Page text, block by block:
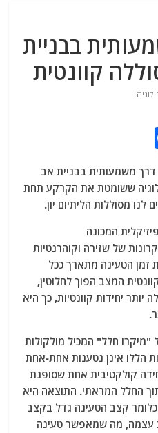
בבניית
קוונטית
c
e
b
o
o
k
דרך משמעותית בבניית אב
ששומטת את הקרקע תחת
לנו מסוללות הליתיום יון.
המכונה
של שזירה וקוהרנטיות
זמן הטעינה מתארך ככל
המצב הפוך לחלוטין,
יותר יחידות קוונטיות, כך היא
"מיקרו חלל" המכיל מולקולות
הללו אינן נטענות אחת-אחת
קולקטיבית אחת שסופגת
החלל המראתי. התוצאה היא
קצב הטעינה גדל בקצב
עצמה, מה שמאפשר טעינה